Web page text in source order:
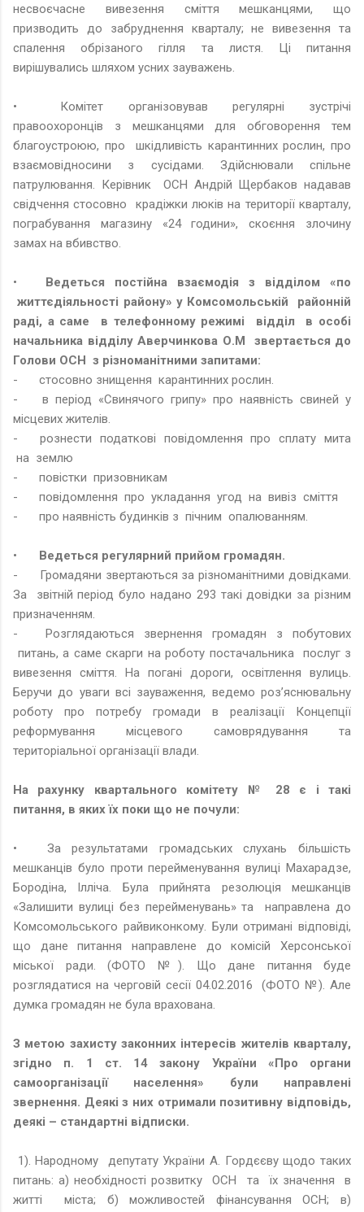
несвоєчасне вивезення сміття мешканцями, що
призводить до забруднення кварталу; не вивезення та
спалення обрізаного гілля та листя. Ці питання
вирішувались шляхом усних зауважень.
•
Комітет організовував регулярні зустрічі
правоохоронців з мешканцями для обговорення тем
благоустроюю, про шкідливість карантинних рослин, про
взаємовідносини з сусідами. Здійснювали спільне
патрулювання. Керівник ОСН Андрій Щербаков надавав
свідчення стосовно крадіжки люків на території кварталу,
пограбування магазину «24 години», скоєння злочину
замах на вбивство.
•
Ведеться постійна взаємодія з відділом «по
життєдіяльності району» у Комсомольській районній
раді, а саме в телефонному режимі відділ в особі
начальника відділу Аверчинкова О.М звертається до
Голови ОСН з різноманітними запитами:
-
стосовно знищення карантинних рослин.
-
в період «Свинячого грипу» про наявність свиней у
місцевих жителів.
-
рознести податкові повідомлення про сплату мита
на землю
-
повістки призовникам
-
повідомлення про укладання угод на вивіз сміття
-
про наявність будинків з пічним опалюванням.
•
Ведеться регулярний прийом громадян.
-
Громадяни звертаються за різноманітними довідками.
За звітній період було надано 293 такі довідки за різним
призначенням.
-
Розглядаються звернення громадян з побутових
питань, а саме скарги на роботу постачальника послуг з
вивезення сміття. На погані дороги, освітлення вулиць.
Беручи до уваги всі зауваження, ведемо роз’яснювальну
роботу про потребу громади в реалізації Концепції
реформування місцевого самоврядування та
територіальної організації влади.
На рахунку квартального комітету № 28 є і такі
питання, в яких їх поки що не почули:
•
За результатами громадських слухань більшість
мешканців було проти перейменування вулиці Махарадзе,
Бородіна, Ілліча. Була прийнята резолюція мешканців
«Залишити вулиці без перейменувань» та направлена до
Комсомольського райвиконкому. Були отримані відповіді,
що дане питання направлене до комісій Херсонської
міської ради. (ФОТО №). Що дане питання буде
розглядатися на черговій сесії 04.02.2016 (ФОТО №). Але
думка громадян не була врахована.
З метою захисту законних інтересів жителів кварталу,
згідно п. 1 ст. 14 закону України «Про органи
самоорганізації населення» були направлені
звернення. Деякі з них отримали позитивну відповідь,
деякі – стандартні відписки.
1). Народному депутату України А. Гордєєву щодо таких
питань: а) необхідності розвитку ОСН та їх значення в
житті міста; б) можливостей фінансування ОСН; в)